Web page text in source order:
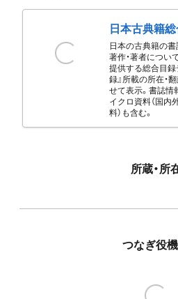
日本古典籍
日本の古典籍の書
著作・著者につい
提供する総合目録
録』所載の所在・
せて表示。書誌情
イクロ資料（国内
料）も含む。
所蔵・所
つなぎ役